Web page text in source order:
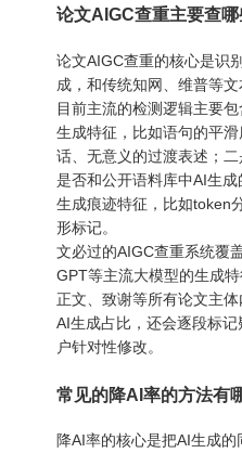
论文AIGC查重主要查哪
论文AIGC查重的核心是识
成，和传统知网、维普等文
目前主流的检测逻辑主要
生成特征，比如语句的平
话、无意义的过渡表述；
是否和公开语料库中AI生
生成痕迹特征，比如token
形标记。
文必过的AIGC查重系统覆
GPT等主流大模型的生成特
正文、致谢等所有论文主
AI生成占比，还会逐段标
户针对性修改。
常见的降AI率的方法有
降AI率的核心是把AI生成